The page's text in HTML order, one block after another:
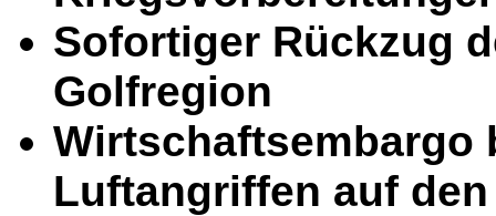
Sofortiger Rückzug
Golfregion
Wirtschaftsembargo
Luftangriffen auf